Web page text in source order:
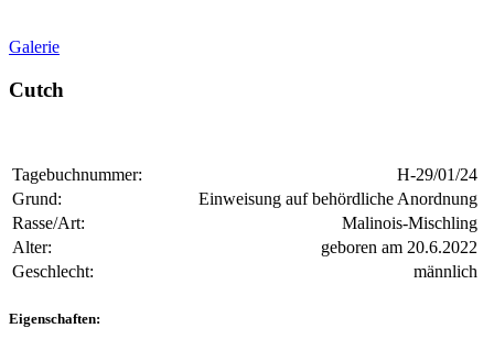
Galerie
Cutch
Tagebuchnummer:
H-29/01/24
Grund:
Einweisung auf behördliche Anordnung
Rasse/Art:
Malinois-Mischling
Alter:
geboren am 20.6.2022
Geschlecht:
männlich
Eigenschaften: